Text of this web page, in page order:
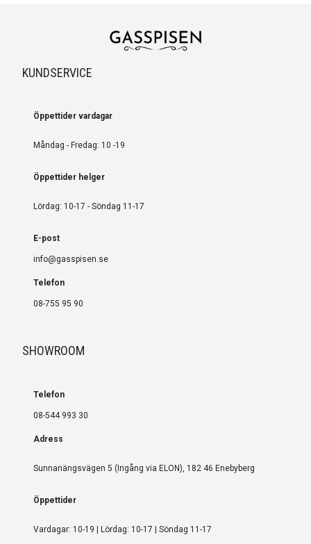
KUNDSERVICE
Öppettider vardagar
Måndag - Fredag: 10 -19
Öppettider helger
Lördag: 10-17 - Söndag 11-17
E-post
info@gasspisen.se
Telefon
08-755 95 90
SHOWROOM
Telefon
08-544 993 30
Adress
Sunnanängsvägen 5 (Ingång via ELON), 182 46 Enebyberg
Öppettider
Vardagar: 10-19 | Lördag: 10-17 | Söndag 11-17